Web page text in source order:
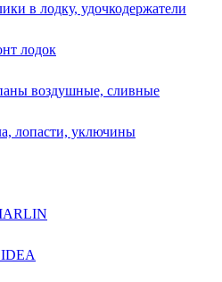
в лодку, удочкодержатели
лодок
воздушные, сливные
лопасти, уключины